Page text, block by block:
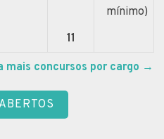
mínimo)
11
mais concursos por cargo →